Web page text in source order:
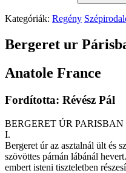
Kategóriák: Regény
Bergeret ur
Anatole France
Fordította: Révész Pál
BERGERET ÚR PARISBAN
I.
Bergeret úr az asztalnál ült és
szövöttes párnán lábánál
embert isteni tiszteletben